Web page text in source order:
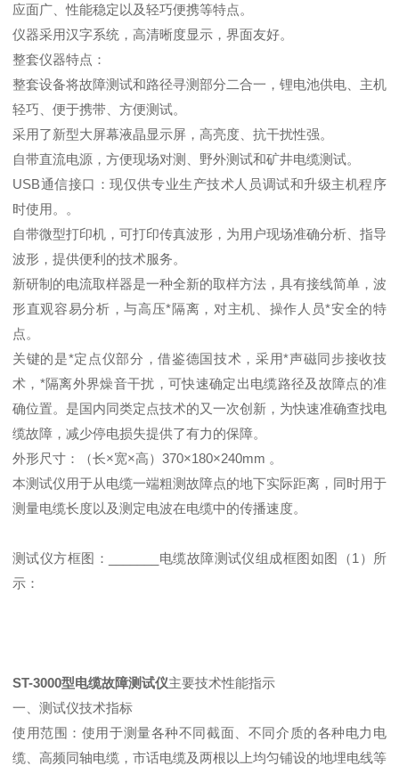
应面广、性能稳定以及轻巧便携等特点。
仪器采用汉字系统，高清晰度显示，界面友好。
整套仪器特点：
整套设备将故障测试和路径寻测部分二合一，锂电池供电、主机
轻巧、便于携带、方便测试。
采用了新型大屏幕液晶显示屏，高亮度、抗干扰性强。
自带直流电源，方便现场对测、野外测试和矿井电缆测试。
USB通信接口：现仅供专业生产技术人员调试和升级主机程序
时使用。。
自带微型打印机，可打印传真波形，为用户现场准确分析、指导
波形，提供便利的技术服务。
新研制的电流取样器是一种全新的取样方法，具有接线简单，波
形直观容易分析，与高压*隔离，对主机、操作人员*安全的特
点。
关键的是*定点仪部分，借鉴德国技术，采用*声磁同步接收技
术，*隔离外界燥音干扰，可快速确定出电缆路径及故障点的准
确位置。是国内同类定点技术的又一次创新，为快速准确查找电
缆故障，减少停电损失提供了有力的保障。
外形尺寸：（长×宽×高）370×180×240mm 。
本测试仪用于从电缆一端粗测故障点的地下实际距离，同时用于
测量电缆长度以及测定电波在电缆中的传播速度。
测试仪方框图：_______电缆故障测试仪组成框图如图（1）所
示：
ST-3000型电缆故障测试仪主要技术性能指示
一、测试仪技术指标
使用范围：使用于测量各种不同截面、不同介质的各种电力电
缆、高频同轴电缆，市话电缆及两根以上均匀铺设的地埋电线等